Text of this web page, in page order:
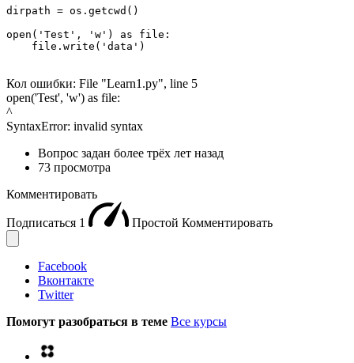
dirpath = os.getcwd()
open('Test', 'w') as file:
    file.write('data')
Кол ошибки: File "Learn1.py", line 5
open('Test', 'w') as file:
^
SyntaxError: invalid syntax
Вопрос задан более трёх лет назад
73 просмотра
Комментировать
Подписаться 1 Простой Комментировать
Facebook
Вконтакте
Twitter
Помогут разобраться в теме Все курсы